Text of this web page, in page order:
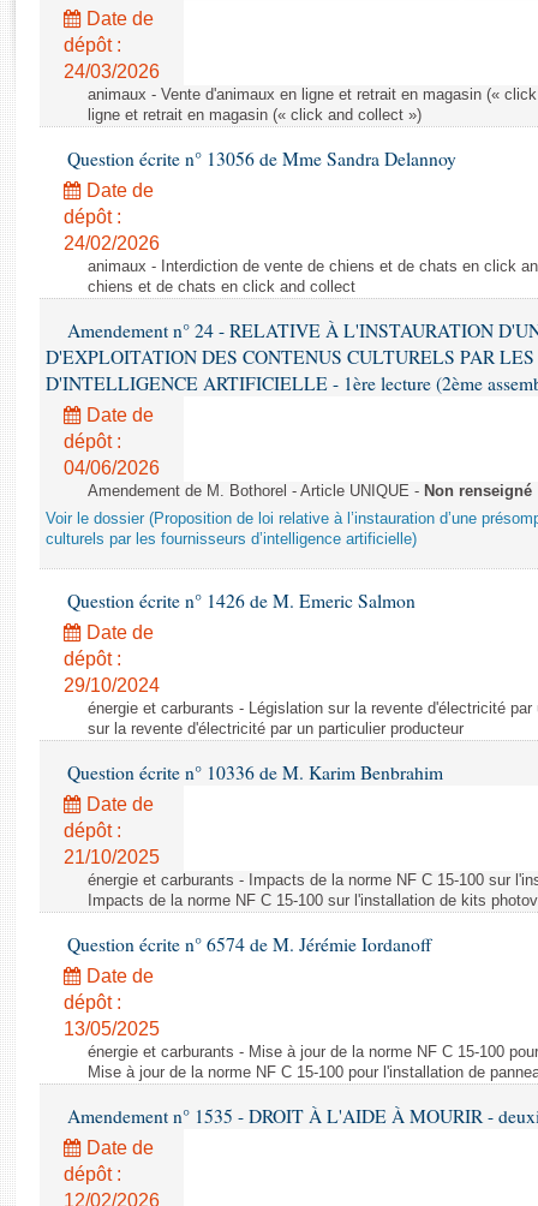
Rapports législatifs
Rapports sur l'application des lois
Baromètre de l’application des lois
Dossiers législatifs
Budget et sécurité sociale
Questions écrites et orales
Comptes rendus des débats
Date de
dépôt :
24/03/2026
animaux - Vente d'animaux en ligne et retrait en magasin («
ligne et retrait en magasin (« click and collect »)
Question écrite n° 13056 de Mme Sandra Delannoy
Date de
dépôt :
24/02/2026
animaux - Interdiction de vente de chiens et de chats en click
chiens et de chats en click and collect
Amendement n° 24 - RELATIVE À L'INSTAURATION
D'EXPLOITATION DES CONTENUS CULTURELS PAR LES
D'INTELLIGENCE ARTIFICIELLE - 1ère lecture (2ème
Date de
dépôt :
04/06/2026
Amendement de M. Bothorel - Article UNIQUE - Non renseigné
Voir le dossier (Proposition de loi relative à l’instauration d’une
culturels par les fournisseurs d’intelligence artificielle)
Question écrite n° 1426 de M. Emeric Salmon
Date de
dépôt :
29/10/2024
énergie et carburants - Législation sur la revente d'électricité
sur la revente d'électricité par un particulier producteur
Question écrite n° 10336 de M. Karim Benbrahim
Date de
dépôt :
21/10/2025
énergie et carburants - Impacts de la norme NF C 15-100 sur
Impacts de la norme NF C 15-100 sur l'installation de kits
Question écrite n° 6574 de M. Jérémie Iordanoff
Date de
dépôt :
13/05/2025
énergie et carburants - Mise à jour de la norme NF C 15-100
Mise à jour de la norme NF C 15-100 pour l'installation de
Amendement n° 1535 - DROIT À L'AIDE À MOURIR -
Date de
dépôt :
12/02/2026